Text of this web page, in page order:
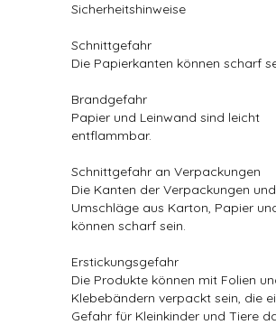
Sicherheitshinweise
Schnittgefahr
Die Papierkanten können scharf
Brandgefahr
Papier und Leinwand sind leicht
entflammbar.
Schnittgefahr an Verpackungen
Die Kanten der Verpackungen und
Umschläge aus Karton, Papier
können scharf sein.
Erstickungsgefahr
Die Produkte können mit Folien
Klebebändern verpackt sein, die
Gefahr für Kleinkinder und Tiere